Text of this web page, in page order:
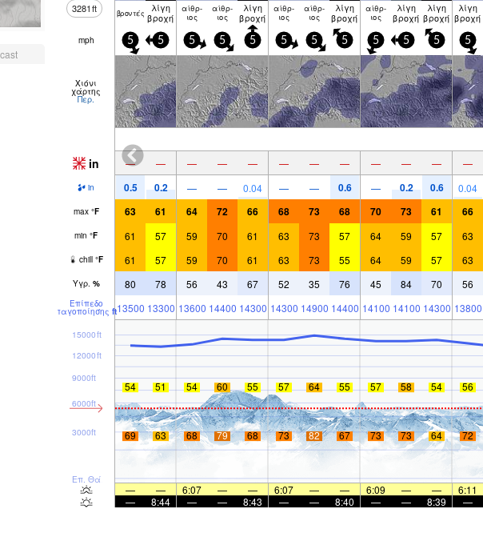
3281ft βρον­τές λίγη
βροχή
αίθρ­
ιος
αίθρ­
ιος
λίγη
βροχή
αίθρ­
ιος
αίθρ­
ιος
λίγη
βροχή
αίθρ­
ιος
λίγη
βροχή
λίγη
βροχή
λίγη
βροχή
mph 5 5 5 5 5 5 5 5 5 5 5 5
Χιόνι
χάρτης
Περ.
in — — — — — — — — — — — —
in 0.5 0.2 — — 0.04 — — 0.6 — 0.2 0.6 0.04
max °F 63 61 64 72 66 68 73 68 70 73 61 66
min °F 61 57 59 70 61 63 73 57 64 59 57 63
chill °F 61 57 59 70 61 63 73 55 64 59 57 63
Υγρ. % 80 78 56 43 67 52 35 76 45 84 70 56
Επίπεδο
παγοποίησης ft13500 13300 13600 14400 14300 14300 14900 14400 14100 14100 14300 13800
Επ. Θάλ
3000ft
6000ft
9000ft
12000ft
15000ft
54 51 54 60 55 57 64 55 57 58 54 56
69 63 68 79 68 73 82 67 73 73 64 72
— — 6:07 — — 6:07 — — 6:09 — — 6:11
—
8:44 — — 8:43 — — 8:40 — — 8:39 —